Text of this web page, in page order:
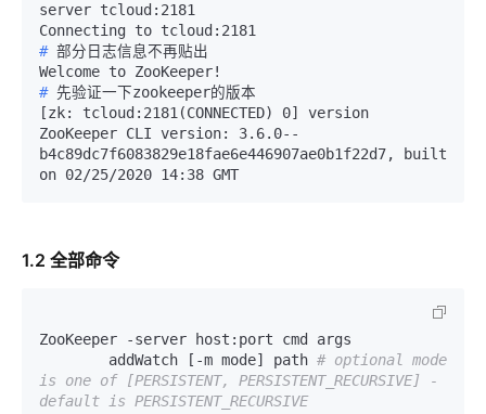
server tcloud:2181
# 部分日志信息不再贴出
# 先验证一下zookeeper的版本
[zk: tcloud:2181(CONNECTED) 0] version
ZooKeeper CLI version: 3.6.0--
b4c89dc7f6083829e18fae6e446907ae0b1f22d7, built
1.2 全部命令
ZooKeeper -server host:port cmd args
        addWatch [-m mode] path
# optional mode
is one of [PERSISTENT, PERSISTENT_RECURSIVE] -
default is PERSISTENT_RECURSIVE